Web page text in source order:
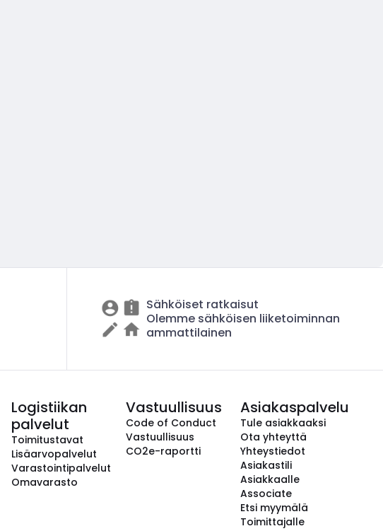
Sähköiset ratkaisut
Olemme sähköisen liiketoiminnan
ammattilainen
Logistiikan
palvelut
Toimitustavat
Lisäarvopalvelut
Varastointipalvelut
Omavarasto
Vastuullisuus
Code of Conduct
Vastuullisuus
CO2e-raportti
Asiakaspalvelu
Tule asiakkaaksi
Ota yhteyttä
Yhteystiedot
Asiakastili
Asiakkaalle
Associate
Etsi myymälä
Toimittajalle